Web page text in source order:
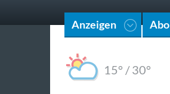
Anzeigen Abo
15° /30°